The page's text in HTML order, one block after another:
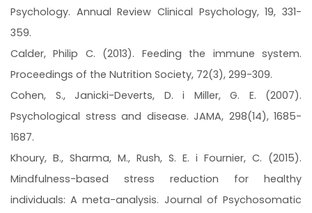
Psychology. Annual Review Clinical Psychology, 19, 331-
359.
Calder, Philip C. (2013). Feeding the immune system.
Proceedings of the Nutrition Society, 72(3), 299-309.
Cohen, S., Janicki-Deverts, D. i Miller, G. E. (2007).
Psychological stress and disease. JAMA, 298(14), 1685-
1687.
Khoury, B., Sharma, M., Rush, S. E. i Fournier, C. (2015).
Mindfulness-based stress reduction for healthy
individuals: A meta-analysis. Journal of Psychosomatic